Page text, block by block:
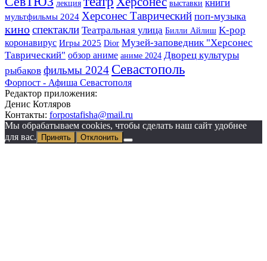
лекция выставки книги
мультфильмы 2024 Херсонес Таврический поп-музыка
киноспектакли Театральная улица Билли Айлиш K-pop
коронавирус Игры 2025 Dior Музей-заповедник "Херсонес
Таврический" обзор аниме аниме 2024 Дворец культуры
рыбаков фильмы 2024 Севастополь
Форпост - Афиша Севастополя
Редактор приложения:
Денис Котляров
Контакты: forpostafisha@mail.ru
Мы обрабатываем cookies, чтобы сделать наш сайт удобнее
для вас.
Принять Отклонить